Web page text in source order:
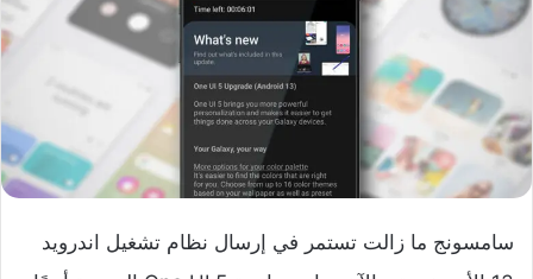
سامسونج ما زالت تستمر في إرسال نظام تشغيل اندرويد